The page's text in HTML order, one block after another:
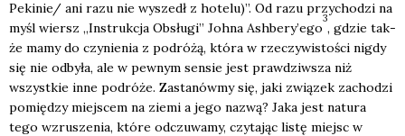
Pekinie/ ani razu nie wyszedł z hote­lu)”. Od razu przy­cho­dzi na
myśl wiersz „Instruk­cja Obsłu­gi” Joh­na Ash­be­ry­’e­go
3
, gdzie tak­
że mamy do czy­nie­nia z podró­żą, któ­ra w rze­czy­wi­sto­ści nigdy
się nie odby­ła, ale w pew­nym sen­sie jest praw­dziw­sza niż
wszyst­kie inne podró­że. Zasta­nów­my się, jaki zwią­zek zacho­dzi
pomię­dzy miej­scem na zie­mi a jego nazwą? Jaka jest natu­ra
tego wzru­sze­nia, któ­re odczu­wa­my, czy­ta­jąc listę miejsc w